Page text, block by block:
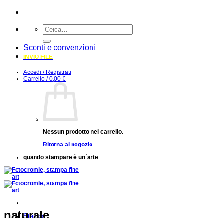
Salta
contenuti
Cerca:
Sconti e convenzioni
INVIO FILE
Accedi / Registrati
Carrello /0,00 €
Nessun prodotto nel carrello.
Ritorna al negozio
quando stampare è un´arte
Stampa
naturale